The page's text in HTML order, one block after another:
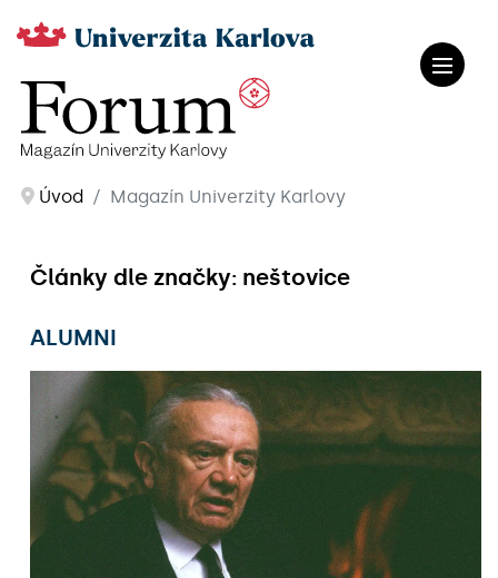
Úvod Magazín Univerzity Karlovy
Články dle značky: neštovice
ALUMNI